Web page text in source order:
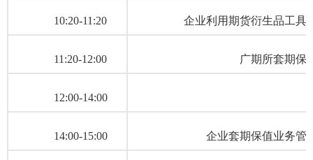
10:20-11:20 企业利用期货衍生品工具
11:20-12:00 广期所套期保
12:00-14:00
14:00-15:00 企业套期保值业务管